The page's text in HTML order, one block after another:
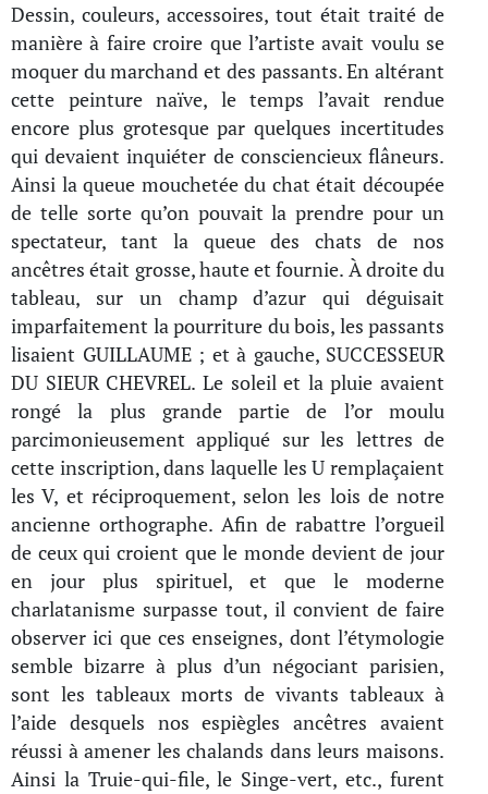
Dessin, couleurs, accessoires, tout était traité de
manière à faire croire que l’artiste avait voulu se
moquer du marchand et des passants. En altérant
cette peinture naïve, le temps l’avait rendue
encore plus grotesque par quelques incertitudes
qui devaient inquiéter de consciencieux flâneurs.
Ainsi la queue mouchetée du chat était découpée
de telle sorte qu’on pouvait la prendre pour un
spectateur, tant la queue des chats de nos
ancêtres était grosse, haute et fournie. À droite du
tableau, sur un champ d’azur qui déguisait
imparfaitement la pourriture du bois, les passants
lisaient GUILLAUME ; et à gauche, SUCCESSEUR
DU SIEUR CHEVREL. Le soleil et la pluie avaient
rongé la plus grande partie de l’or moulu
parcimonieusement appliqué sur les lettres de
cette inscription, dans laquelle les U remplaçaient
les V, et réciproquement, selon les lois de notre
ancienne orthographe. Afin de rabattre l’orgueil
de ceux qui croient que le monde devient de jour
en jour plus spirituel, et que le moderne
charlatanisme surpasse tout, il convient de faire
observer ici que ces enseignes, dont l’étymologie
semble bizarre à plus d’un négociant parisien,
sont les tableaux morts de vivants tableaux à
l’aide desquels nos espiègles ancêtres avaient
réussi à amener les chalands dans leurs maisons.
Ainsi la Truie-qui-file, le Singe-vert, etc., furent